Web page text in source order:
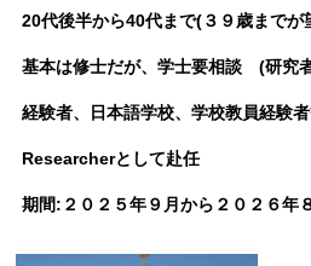
20代後半から40代まで(３９歳までが
基本は修士だが、学士要相談 (研究
経験者、日本語学校、学校教員経験
Researcherとして赴任
期間:２０２５年９月から２０２６年